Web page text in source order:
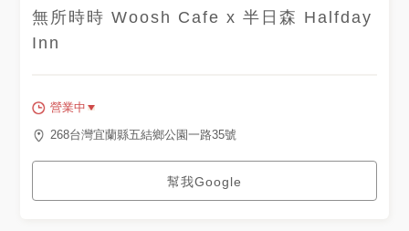
無所時時 Woosh Cafe x 半日森 Halfday
Inn
營業中
268台灣宜蘭縣五結鄉公園一路35號
幫我Google